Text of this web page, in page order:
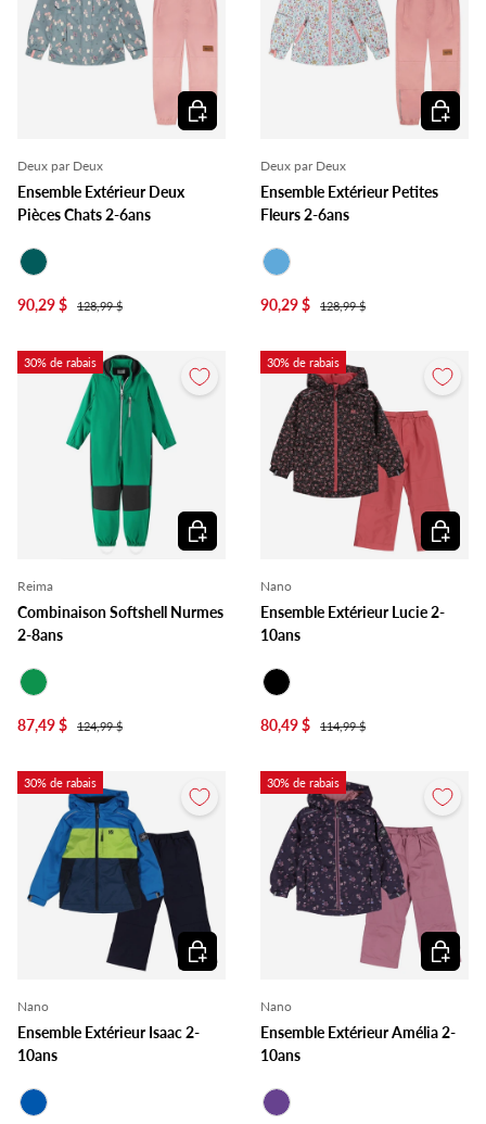
Deux par Deux
Ensemble Extérieur Deux
Pièces Chats 2-6ans
90,29 $
128,99 $
Choisir les options
Deux par Deux
Ensemble Extérieur Petites
Fleurs 2-6ans
90,29 $
128,99 $
Choisir
30% de rabais
Reima
Combinaison Softshell Nurmes
2-8ans
87,49 $
124,99 $
Choisir les options
30% de rabais
Nano
Ensemble Extérieur Lucie 2-
10ans
80,49 $
114,99 $
Choisir
30% de rabais
Nano
Ensemble Extérieur Isaac 2-
10ans
Choisir les options
30% de rabais
Nano
Ensemble Extérieur Amélia 2-
10ans
Choisir